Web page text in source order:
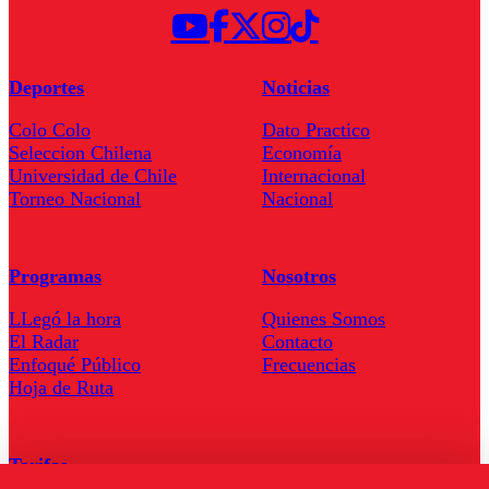
Deportes
Colo Colo
Seleccion Chilena
Universidad de Chile
Torneo Nacional
Noticias
Dato Practico
Economía
Internacional
Nacional
Programas
LLegó la hora
El Radar
Enfoqué Público
Hoja de Ruta
Nosotros
Quienes Somos
Contacto
Frecuencias
Tarifas